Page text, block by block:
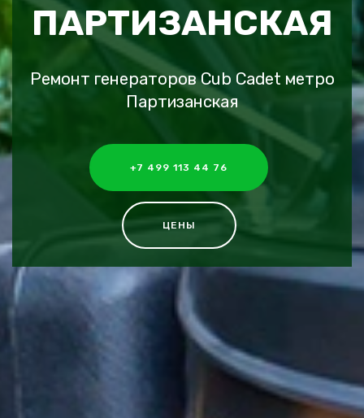
ПАРТИЗАНСКАЯ
Ремонт генераторов Cub Cadet метро
Партизанская
+7 499 113 44 76
ЦЕНЫ